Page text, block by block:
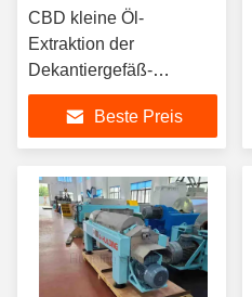
CBD kleine Öl-
Extraktion der
Dekantiergefäß-
Zentrifugen-Schrauben-
Beste Preis